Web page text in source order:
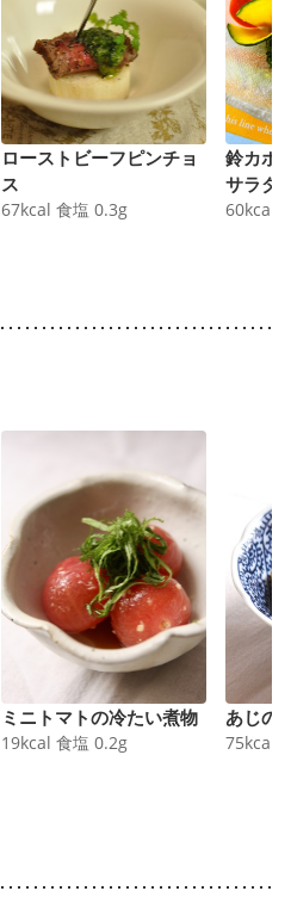
ローストビーフピンチョ
ス
67kcal 食塩 0.3g
鈴カボ
サラダ
60kcal
ミニトマトの冷たい煮物
19kcal 食塩 0.2g
あじの
75kcal